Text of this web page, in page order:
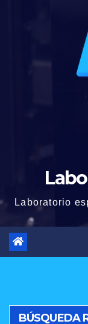
Laboratorio
BÚSQUEDA